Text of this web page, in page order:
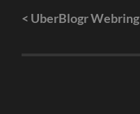
< UberBlogr Webring